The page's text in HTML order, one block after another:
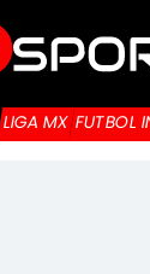
LIGA MX FUTBOL